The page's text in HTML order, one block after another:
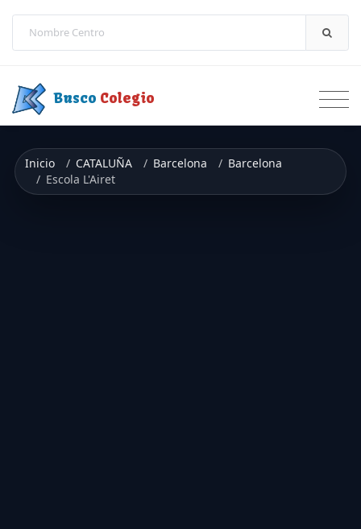
Busco Colegio
Inicio CATALUÑA Barcelona
Barcelona
Escola L'Airet